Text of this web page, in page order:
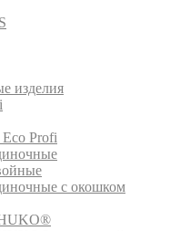
изделия
Profi
с окошком